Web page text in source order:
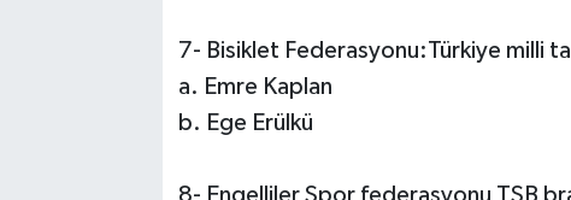
7- Bisiklet Federasyonu:Türkiye milli
a. Emre Kaplan
b. Ege Erülkü
8- Engelliler Spor federasyonu TSB